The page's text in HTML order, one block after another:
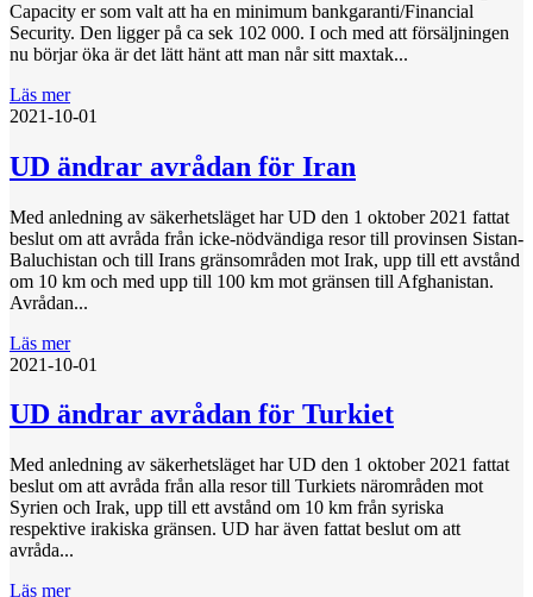
Capacity er som valt att ha en minimum bankgaranti/Financial
Security. Den ligger på ca sek 102 000. I och med att försäljningen
nu börjar öka är det lätt hänt att man når sitt maxtak...
Läs mer
2021-10-01
UD ändrar avrådan för Iran
Med anledning av säkerhetsläget har UD den 1 oktober 2021 fattat
beslut om att avråda från icke-nödvändiga resor till provinsen Sistan-
Baluchistan och till Irans gränsområden mot Irak, upp till ett avstånd
om 10 km och med upp till 100 km mot gränsen till Afghanistan.
Avrådan...
Läs mer
2021-10-01
UD ändrar avrådan för Turkiet
Med anledning av säkerhetsläget har UD den 1 oktober 2021 fattat
beslut om att avråda från alla resor till Turkiets närområden mot
Syrien och Irak, upp till ett avstånd om 10 km från syriska
respektive irakiska gränsen. UD har även fattat beslut om att
avråda...
Läs mer